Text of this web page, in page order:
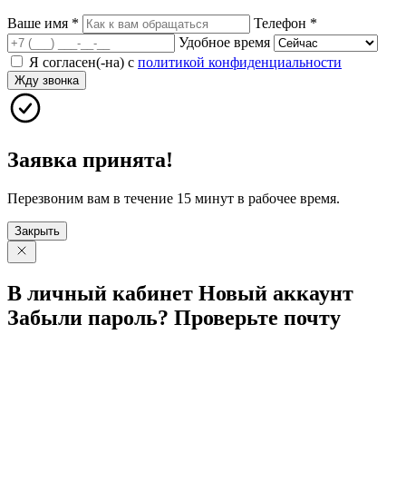
Ваше имя * Телефон *
Удобное время
Я согласен(-на) с политикой конфиденциальности
Жду звонка
Заявка принята!
Перезвоним вам в течение 15 минут в рабочее время.
Закрыть
В личный кабинет Новый аккаунт
Забыли пароль? Проверьте почту